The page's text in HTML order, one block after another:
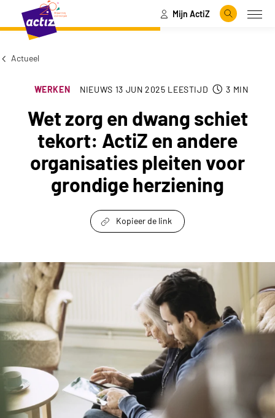
Naar hoofdinhoud
Naar menu Mijn ActiZ
Zoeken
Actueel
WERKEN NIEUWS 13 JUN 2025 LEESTIJD 3 MIN
Wet zorg en dwang schiet
tekort: ActiZ en andere
organisaties pleiten voor
grondige herziening
Kopieer de link
Wet zorg en dwang schiet tekort: ActiZ en